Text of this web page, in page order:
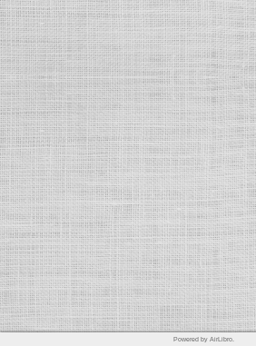
Powered by AirLibro.